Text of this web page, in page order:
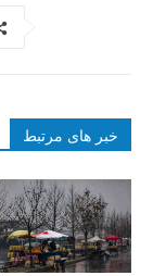
خبر های مرتبط